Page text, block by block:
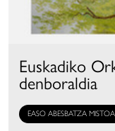
Euskadiko
denboraldia
EASO ABESBATZA MISTOA